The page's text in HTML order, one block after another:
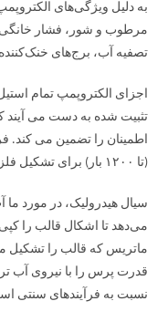
مرطوب و شور، فشار
تصفیه آب، برج‌های
تثبیت شده به دست می آیند
اطمینان را تضمین می کند.
(تا ۱۲۰۰ بار) برای تشکیل فلز استفاده می کند.
سیال هیدرولیک، در مورد ما
می‌دهد تا اشکال قالب را کپی
ماتریس که قالب را تشکیل
قدرت پرس را با نیروی آب
نسبت به فرآیندهای سنتی